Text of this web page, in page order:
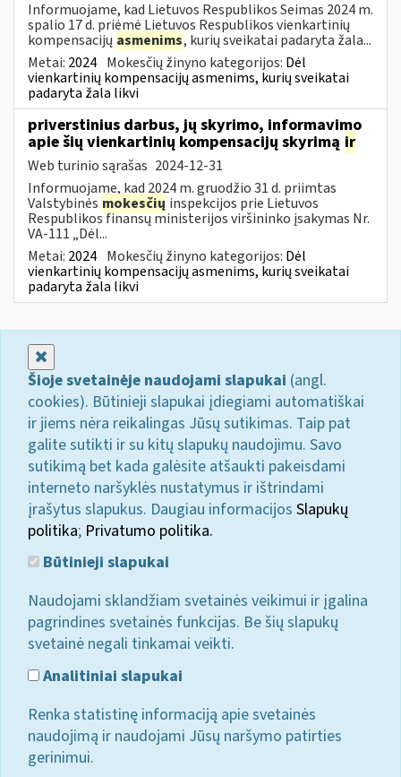
Informuojame, kad Lietuvos Respublikos Seimas 2024 m.
spalio 17 d. priėmė Lietuvos Respublikos vienkartinių
kompensacijų asmenims, kurių sveikatai padaryta žala...
Metai: 2024 Mokesčių žinyno kategorijos: Dėl
vienkartinių kompensacijų asmenims, kurių sveikatai
padaryta žala likvi
priverstinius darbus, jų skyrimo, informavimo
apie šių vienkartinių kompensacijų skyrimą ir
Web turinio sąrašas 2024-12-31
Informuojame, kad 2024 m. gruodžio 31 d. priimtas
Valstybinės mokesčių inspekcijos prie Lietuvos
Respublikos finansų ministerijos viršininko įsakymas Nr.
VA-111 „Dėl...
Metai: 2024 Mokesčių žinyno kategorijos: Dėl
vienkartinių kompensacijų asmenims, kurių sveikatai
padaryta žala likvi
Šioje svetainėje naudojami slapukai (angl.
cookies). Būtinieji slapukai įdiegiami automatiškai
ir jiems nėra reikalingas Jūsų sutikimas. Taip pat
galite sutikti ir su kitų slapukų naudojimu. Savo
sutikimą bet kada galėsite atšaukti pakeisdami
interneto naršyklės nustatymus ir ištrindami
įrašytus slapukus. Daugiau informacijos Slapukų
politika; Privatumo politika.
Būtinieji slapukai
Naudojami sklandžiam svetainės veikimui ir įgalina
pagrindines svetainės funkcijas. Be šių slapukų
svetainė negali tinkamai veikti.
Analitiniai slapukai
Renka statistinę informaciją apie svetainės
naudojimą ir naudojami Jūsų naršymo patirties
gerinimui.